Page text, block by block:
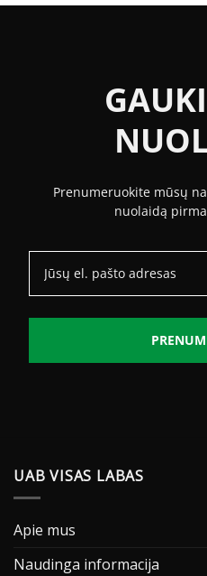
Prenumeruokite mūsų
nuolaidą
UAB VISAS LABAS
Apie mus
Naudinga informacija